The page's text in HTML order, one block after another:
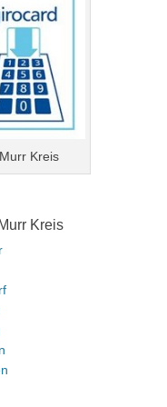
Kreis
Kreis